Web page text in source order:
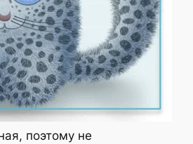
поэтому не